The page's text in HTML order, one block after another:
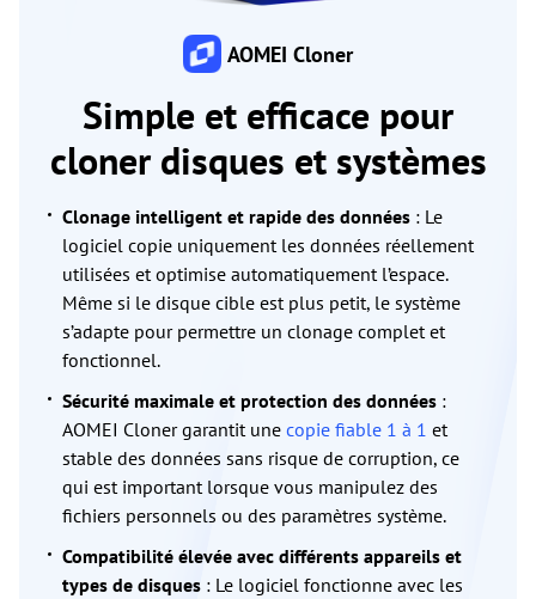
AOMEI Cloner
Simple et efficace pour
cloner disques et systèmes
Clonage intelligent et rapide des données : Le
logiciel copie uniquement les données réellement
utilisées et optimise automatiquement l’espace.
Même si le disque cible est plus petit, le système
s’adapte pour permettre un clonage complet et
fonctionnel.
Sécurité maximale et protection des données :
AOMEI Cloner garantit une copie fiable 1 à 1 et
stable des données sans risque de corruption, ce
qui est important lorsque vous manipulez des
fichiers personnels ou des paramètres système.
Compatibilité élevée avec différents appareils et
types de disques : Le logiciel fonctionne avec les